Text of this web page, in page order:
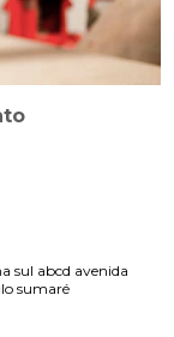
sul abcd avenida
sumaré